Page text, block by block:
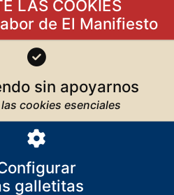
LAS COOKIES
sin apoyarnos